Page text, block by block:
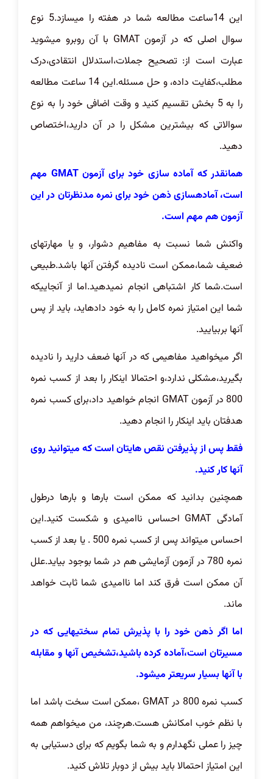
این 14ساعت مطالعه شما در هفته را میسازد.5 نوع
سوال اصلی که در آزمون GMAT با آن روبرو میشوید
عبارت است از: تصحیح جملات،استدلال انتقادی،درک
مطلب،کفایت داده، و حل مسئله.این 14 ساعت مطالعه
را به 5 بخش تقسیم کنید و وقت اضافی خود را به نوع
سوالاتی که بیشترین مشکل را در آن دارید،اختصاص
دهید.
همانقدر که آماده سازی خود برای آزمون GMAT مهم
است، آمادهسازی ذهن خود برای نمره مدنظرتان در این
آزمون هم مهم است.
واکنش شما نسبت به مفاهیم دشوار، و یا مهارتهای
ضعیف شما،ممکن است نادیده گرفتن آنها باشد.طبیعی
است.شما کار اشتباهی انجام نمیدهید.اما از آنجاییکه
شما این امتیاز نمره کامل را به خود دادهاید، باید از پس
آنها بربیایید.
اگر میخواهید مفاهیمی که در آنها ضعف دارید را نادیده
بگیرید،مشکلی ندارد،و احتمالا اینکار را بعد از کسب نمره
800 در آزمون GMAT انجام خواهید داد،برای کسب نمره
هدفتان باید اینکار را انجام دهید.
فقط پس از پذیرفتن نقص هایتان است که میتوانید روی
آنها کار کنید.
همچنین بدانید که ممکن است بارها و بارها درطول
آمادگی GMAT احساس ناامیدی و شکست کنید.این
احساس میتواند پس از کسب نمره 500 . یا بعد از کسب
نمره 780 در آزمون آزمایشی هم در شما بوجود بیاید.علل
آن ممکن است فرق کند اما ناامیدی شما ثابت خواهد
ماند.
اما اگر ذهن خود را با پذیرش تمام سختیهایی که در
مسیرتان است،آماده کرده باشید،تشخیص آنها و مقابله
با آنها بسیار سریعتر میشود.
کسب نمره 800 در GMAT ،ممکن است سخت باشد اما
با نظم خوب امکانش هست.هرچند، من میخواهم همه
چیز را عملی نگهدارم و به شما بگویم که برای دستیابی به
این امتیاز احتمالا باید بیش از دوبار تلاش کنید.